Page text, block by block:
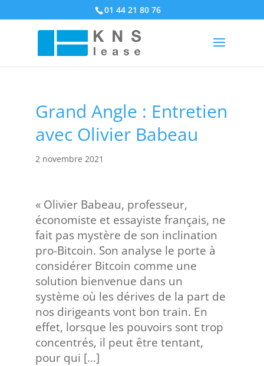
01 44 21 80 76
Grand Angle : Entretien
avec Olivier Babeau
2 novembre 2021
« Olivier Babeau, professeur,
économiste et essayiste français, ne
fait pas mystère de son inclination
pro-Bitcoin. Son analyse le porte à
considérer Bitcoin comme une
solution bienvenue dans un
système où les dérives de la part de
nos dirigeants vont bon train. En
effet, lorsque les pouvoirs sont trop
concentrés, il peut être tentant,
pour qui […]